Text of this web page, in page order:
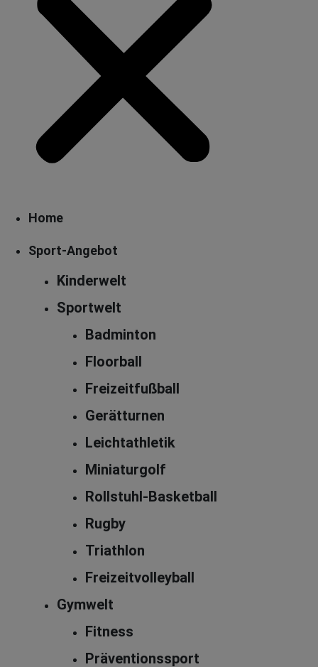
Home
Sport-Angebot
Kinderwelt
Sportwelt
Badminton
Floorball
Freizeitfußball
Gerätturnen
Leichtathletik
Miniaturgolf
Rollstuhl-Basketball
Rugby
Triathlon
Freizeitvolleyball
Gymwelt
Fitness
Präventionssport